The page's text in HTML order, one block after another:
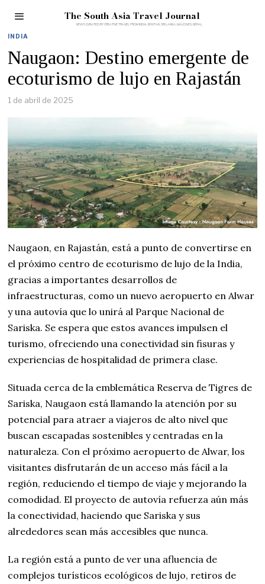
The South Asia Travel Journal
INDIA
Naugaon: Destino emergente de
ecoturismo de lujo en Rajastán
1 de abril de 2025
Naugaon, en Rajastán, está a punto de convertirse en
el próximo centro de ecoturismo de lujo de la India,
gracias a importantes desarrollos de
infraestructuras, como un nuevo aeropuerto en Alwar
y una autovía que lo unirá al Parque Nacional de
Sariska. Se espera que estos avances impulsen el
turismo, ofreciendo una conectividad sin fisuras y
experiencias de hospitalidad de primera clase.
Situada cerca de la emblemática Reserva de Tigres de
Sariska, Naugaon está llamando la atención por su
potencial para atraer a viajeros de alto nivel que
buscan escapadas sostenibles y centradas en la
naturaleza. Con el próximo aeropuerto de Alwar, los
visitantes disfrutarán de un acceso más fácil a la
región, reduciendo el tiempo de viaje y mejorando la
comodidad. El proyecto de autovía refuerza aún más
la conectividad, haciendo que Sariska y sus
alrededores sean más accesibles que nunca.
La región está a punto de ver una afluencia de
complejos turísticos ecológicos de lujo, retiros de